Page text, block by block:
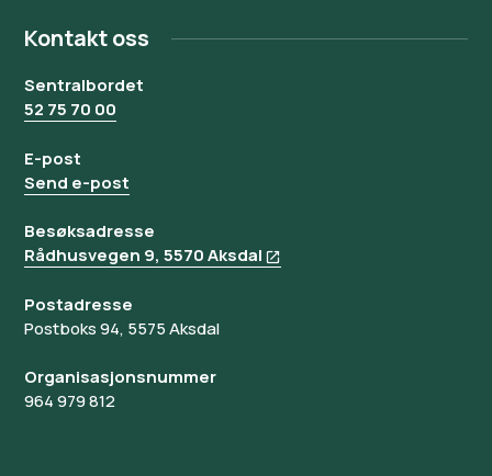
Kontakt oss
Sentralbordet
52 75 70 00
E-post
Send e-post
Besøksadresse
Rådhusvegen 9, 5570 Aksdal
Postadresse
Postboks 94, 5575 Aksdal
Organisasjonsnummer
964 979 812